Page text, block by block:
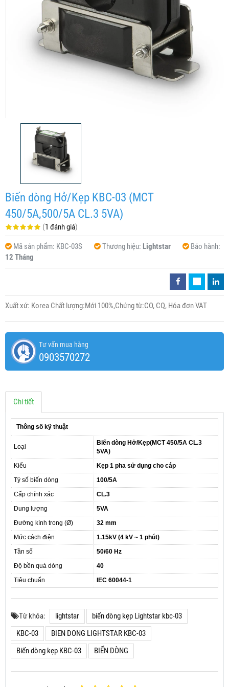
Biến dòng Hở/Kẹp KBC-03 (MCT
450/5A,500/5A CL.3 5VA)
(1 đánh giá)
Mã sản phẩm: KBC-03S Thương hiệu: Lightstar
Bảo hành:
12 Tháng
Xuất xứ: Korea Chất lượng:Mới 100%,Chứng từ:CO, CQ, Hóa đơn VAT
Tư vấn mua hàng
0903570272
Chi tiết
Thông số kỹ thuật
Loại
Biến dòng Hở/Kẹp(MCT 450/5A CL.3
5VA)
Kiểu
Kẹp 1 pha sử dụng cho cáp
Tỷ số biến dòng
100/5A
Cấp chính xác
CL.3
Dung lượng
5VA
Đường kính trong (Ø)
32 mm
Mức cách điện
1.15kV (4 kV ~ 1 phút)
Tần số
50/60 Hz
Độ bền quá dòng
40
Tiêu chuẩn
IEC 60044-1
Từ khóa: lightstar
biến dòng kẹp Lightstar kbc-03
KBC-03
BIEN DONG LIGHTSTAR KBC-03
Biến dòng kẹp KBC-03
BIẾN DÒNG